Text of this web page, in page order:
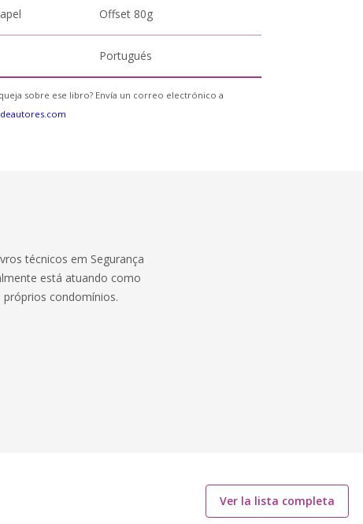
Offset 80g
Portugués
sobre ese libro? Envía un correo electrónico a
técnicos em Segurança
está atuando como
condomínios.
Ver la lista completa